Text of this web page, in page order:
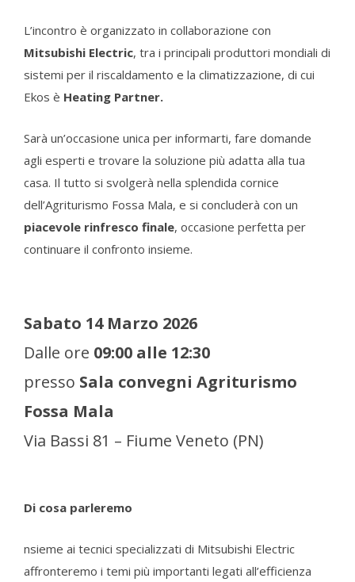
L’incontro è organizzato in collaborazione con
Mitsubishi Electric, tra i principali produttori mondiali di
sistemi per il riscaldamento e la climatizzazione, di cui
Ekos è Heating Partner.
Sarà un’occasione unica per informarti, fare domande
agli esperti e trovare la soluzione più adatta alla tua
casa. Il tutto si svolgerà nella splendida cornice
dell’Agriturismo Fossa Mala, e si concluderà con un
piacevole rinfresco finale, occasione perfetta per
continuare il confronto insieme.
Sabato 14 Marzo 2026
Dalle ore 09:00 alle 12:30
presso Sala convegni Agriturismo
Fossa Mala
Via Bassi 81 – Fiume Veneto (PN)
Di cosa parleremo
nsieme ai tecnici specializzati di Mitsubishi Electric
affronteremo i temi più importanti legati all’efficienza